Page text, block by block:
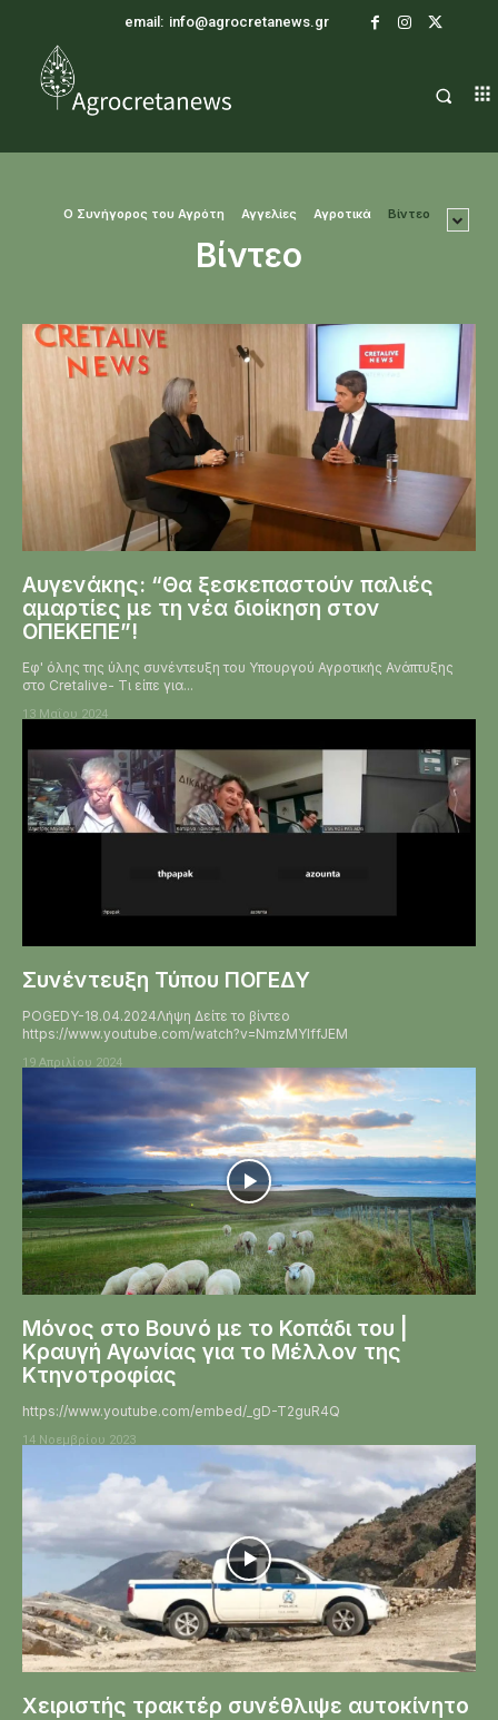
email: info@agrocretanews.gr
O Συνήγορος του Αγρότη Αγγελίες Αγροτικά Βίντεο
Βίντεο
Αυγενάκης: “Θα ξεσκεπαστούν παλιές
αμαρτίες με τη νέα διοίκηση στον
ΟΠΕΚΕΠΕ”!
Εφ' όλης της ύλης συνέντευξη του Υπουργού Αγροτικής Ανάπτυξης
στο Cretalive- Τι είπε για...
13 Μαΐου 2024
Συνέντευξη Τύπου ΠΟΓΕΔΥ
POGEDY-18.04.2024Λήψη Δείτε το βίντεο
https://www.youtube.com/watch?v=NmzMYlffJEM
19 Απριλίου 2024
Μόνος στο Βουνό με το Κοπάδι του |
Κραυγή Αγωνίας για το Μέλλον της
Κτηνοτροφίας
https://www.youtube.com/embed/_gD-T2guR4Q
14 Νοεμβρίου 2023
Χειριστής τρακτέρ συνέθλιψε αυτοκίνητο